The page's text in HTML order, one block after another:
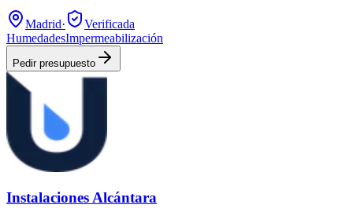
Madrid·
Verificada
HumedadesImpermeabilización
Pedir presupuesto
Instalaciones Alcántara